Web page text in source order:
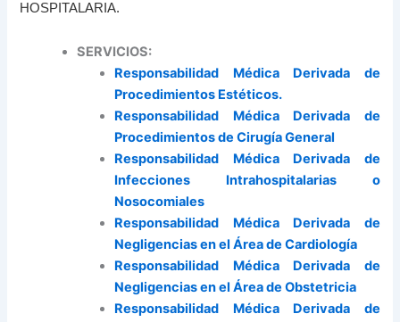
HOSPITALARIA.
SERVICIOS:
Responsabilidad Médica Derivada de
Procedimientos Estéticos.
Responsabilidad Médica Derivada de
Procedimientos de Cirugía General
Responsabilidad Médica Derivada de
Infecciones Intrahospitalarias o
Nosocomiales
Responsabilidad Médica Derivada de
Negligencias en el Área de Cardiología
Responsabilidad Médica Derivada de
Negligencias en el Área de Obstetricia
Responsabilidad Médica Derivada de